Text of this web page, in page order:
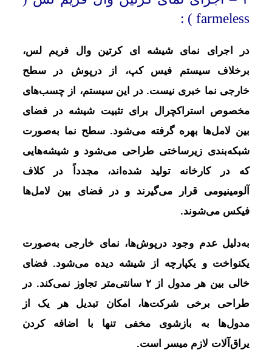
farmeless ) :
در اجرای نمای شیشه ای کرتین وال فریم لس،
برخلاف سیستم فیس کپ، از درپوش در سطح
خارجی نما خبری نیست. در این سیستم، از چسب‌های
مخصوص استراکچرال برای تثبیت شیشه در فضای
بین لامل‌ها بهره گرفته می‌شود. سطح نما به‌صورت
شبکه‌بندی زیرساختی طراحی می‌شود و شیشه‌هایی
که در کارخانه تولید شده‌اند، مجدداً در کلاف
آلومینیومی قرار می‌گیرند و در فضای بین لامل‌ها
فیکس می‌شوند.
به‌دلیل عدم وجود درپوش‌ها، نمای خارجی به‌صورت
یکنواخت و یکپارچه از شیشه دیده می‌شود. فضای
خالی بین هر مدول از ۲ سانتی‌متر تجاوز نمی‌کند. در
طراحی برخی شرکت‌ها، امکان تبدیل هر یک از
مدول‌ها به بازشوی مخفی تنها با اضافه کردن
یراق‌آلات لازم میسر است.